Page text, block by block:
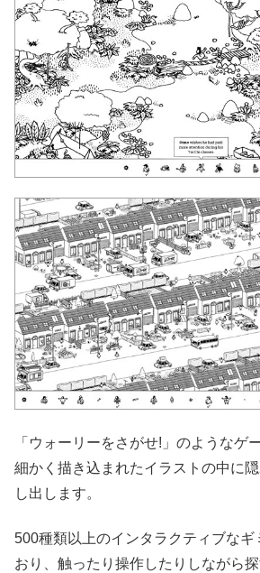
「ウォーリーをさがせ!」のようなゲ
細かく描き込まれたイラストの中に
し出します。
500種類以上のインタラクティブなギ
おり、触ったり操作したりしながら